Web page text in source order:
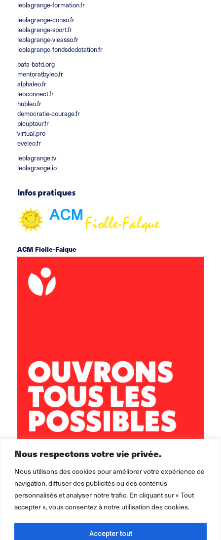
Nous respectons votre vie privée.
Nous utilisons des cookies pour améliorer votre expérience de
navigation, diffuser des publicités ou des contenus
personnalisés et analyser notre trafic. En cliquant sur « Tout
accepter », vous consentez à notre utilisation des cookies.
Accepter tout
leolagrange-formation.fr
leolagrange-conso.fr
leolagrange-sport.fr
leolagrange-vieasso.fr
leolagrange-fondsdedotation.fr
bafa-bafd.org
mentoratbyleo.fr
alphaleo.fr
leoconnect.fr
hubleo.fr
democratie-courage.fr
picuptour.fr
virtual.pro
eveleo.fr
leolagrange.tv
leolagrange.io
Infos pratiques
ACM Fiolle-Falque
rue du docteur Fiolle 13006 Marseille
acm.fiollefalque@leolagrange.org
06 69 93 49 61